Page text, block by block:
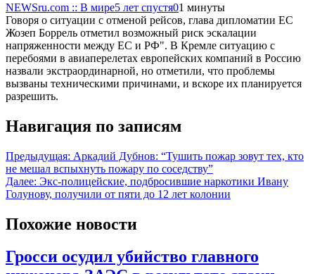
NEWSru.com :: В мире5 лет спустя01 минуты
Говоря о ситуации с отменой рейсов, глава дипломатии ЕС
Жозеп Боррель отметил возможный риск эскалации
напряженности между ЕС и РФ". В Кремле ситуацию с
перебоями в авиаперелетах европейских компаний в Россию
назвали экстраординарной, но отметили, что проблемы
вызваны техническими причинами, и вскоре их планируется
разрешить.
Навигация по записям
Предыдущая: Аркадий Дубнов: “Тушить пожар зовут тех, кто
не мешал вспыхнуть пожару по соседству”
Далее: Экс-полицейские, подбросившие наркотики Ивану
Голунову, получили от пяти до 12 лет колонии
Похожие новости
Гросси осудил убийство главного